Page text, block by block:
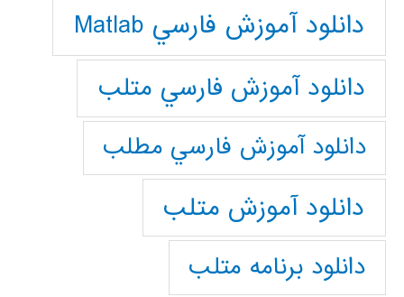
دانلود آموزش فارسي Matlab
دانلود آموزش فارسي متلب
دانلود آموزش فارسي مطلب
دانلود آموزش متلب
دانلود برنامه متلب